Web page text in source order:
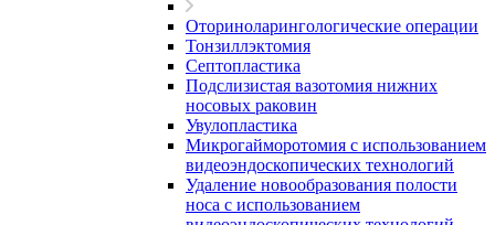
Оториноларингологические операции
Тонзиллэктомия
Септопластика
Подслизистая вазотомия нижних
носовых раковин
Увулопластика
Микрогайморотомия с использованием
видеоэндоскопических технологий
Удаление новообразования полости
носа с использованием